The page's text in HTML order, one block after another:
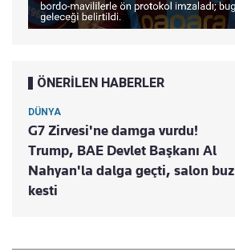
ÖNERİLEN HABERLER
DÜNYA
G7 Zirvesi'ne damga vurdu!
Trump, BAE Devlet Başkanı Al
Nahyan'la dalga geçti, salon buz
kesti